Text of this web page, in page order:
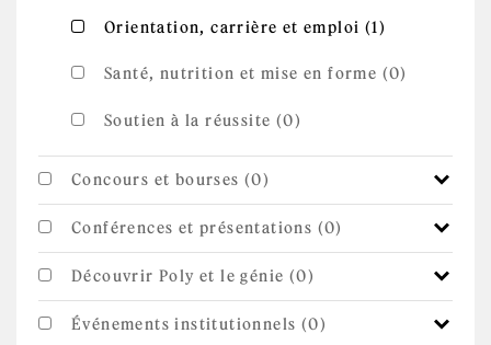
Apply Orientation, carrière et emploi
Orientation, carrière et emploi (1)
emploi
filter
Santé, nutrition et mise en forme (0)
Soutien à la réussite (0)
Concours et bourses (0)
Conférences et présentations (0)
Découvrir Poly et le génie (0)
Événements institutionnels (0)